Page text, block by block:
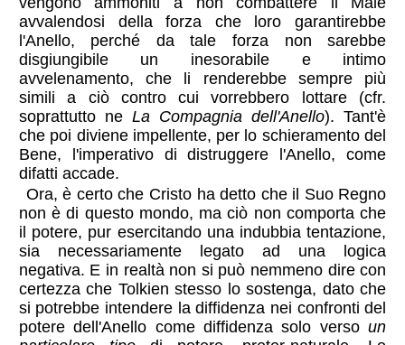
avvalendosi della forza che loro garantirebbe
l'Anello, perché da tale forza non sarebbe
disgiungibile un inesorabile e intimo
avvelenamento, che li renderebbe sempre più
simili a ciò contro cui vorrebbero lottare (cfr.
soprattutto ne La Compagnia dell'Anello). Tant'è
che poi diviene impellente, per lo schieramento del
Bene, l'imperativo di distruggere l'Anello, come
difatti accade.
Ora, è certo che Cristo ha detto che il Suo Regno
non è di questo mondo, ma ciò non comporta che
il potere, pur esercitando una indubbia tentazione,
sia necessariamente legato ad una logica
negativa. E in realtà non si può nemmeno dire con
certezza che Tolkien stesso lo sostenga, dato che
si potrebbe intendere la diffidenza nei confronti del
potere dell'Anello come diffidenza solo versoun